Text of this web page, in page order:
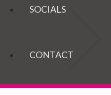
SOCIALS
CONTACT